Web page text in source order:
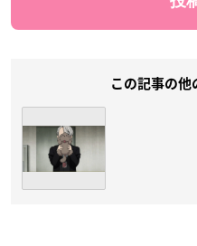
この記事の他